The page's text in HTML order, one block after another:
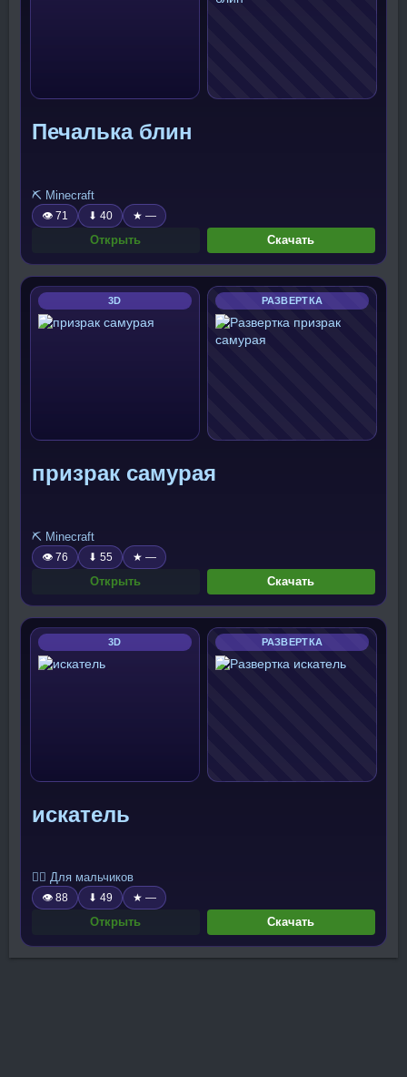
Печалька блин
⛏️ Minecraft
👁 71 ⬇ 40 ★ —
Открыть Скачать
3D РАЗВЕРТКА
призрак самурая
⛏️ Minecraft
👁 76 ⬇ 55 ★ —
Открыть Скачать
3D РАЗВЕРТКА
искатель
🧍‍♂️ Для мальчиков
👁 88 ⬇ 49 ★ —
Открыть Скачать